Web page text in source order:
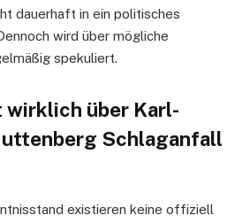
dauerhaft in ein politisches
wird über mögliche
spekuliert.
wirklich über Karl-
Schlaganfall
existieren keine offiziell